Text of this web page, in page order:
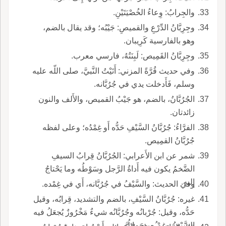
والجِرابُ: وِعاءُ الخُصْيَتَيْنِ.
وجِرِبَّانُ الدِّرْعِ والقميصِ: جَيْبُه؛ وقد يقال بالضم،
وهو بالفارسية كَرِيبان.
وجِرِبَّانُ القَمِيص: لَبِنَتُهُ، فارسي معرب.
وفي حديث قُرَّةً المزني: أَتَيْتُ النَّبيَّ، صلى اللّه عليه
وسلم، فَأَدخلت يدي في جُرُبَّانه.
الجُرُبَّانُ، بالضم، هو جَيْبُ القميص، والأَلف والنون
زائدتان.
الفرَّاءُ: جُرُبَّانُ السَّيْفِ حَدُّه أَو غِمْدُه؛ وعلى لفظه
جُرُبَّانُ القمِيص.
شمر عن ابن الأَعرابي: الجُرُبَّانُ قِرابُ السيفِ
الضَّخمُ يكون فيه أَداةُ الرَّجل وسَوْطُه وما يَحْتاجُ
إِليه.
وفي الحديث: والسَّيْفُ في جُرُبَّانه، أَي في غِمْده.
غيره: جُرُبَّانُ السَّيْفِ، بالضم والتشديد، قِرابُه، وقيل
حَدُّه، وقيل: جُرْبانُه وجُرُبَّانُه شيءٌ مَخْرُوزٌ يُجعَلُ فيه